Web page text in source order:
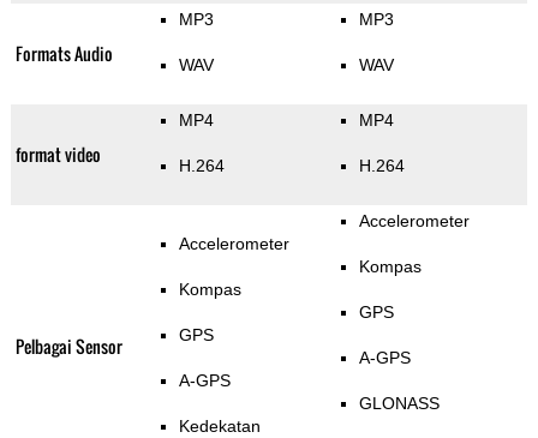
Formats Audio
MP3
WAV
MP3
WAV
format video
MP4
H.264
MP4
H.264
Pelbagai Sensor
Accelerometer
Kompas
GPS
A-GPS
Kedekatan
Accelerometer
Kompas
GPS
A-GPS
GLONASS